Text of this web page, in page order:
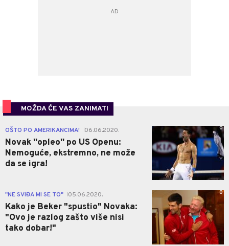
MOŽDA ĆE VAS ZANIMATI
OŠTO PO AMERIKANCIMA! 06.06.2020.
Novak ''opleo'' po US Openu:
Nemoguće, ekstremno, ne može
da se igra!
0
"NE SVIĐA MI SE TO" 05.06.2020.
Kako je Beker "spustio" Novaka:
"Ovo je razlog zašto više nisi
tako dobar!"
0